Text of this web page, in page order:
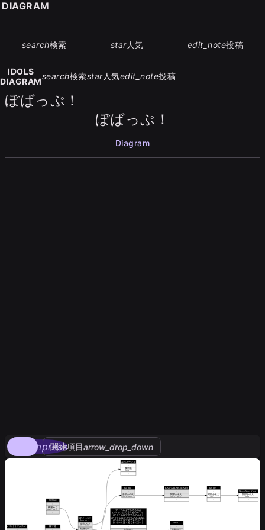
search検索 star人気 edit_note投稿
IDOLS
DIAGRAM
search検索star人気edit_note投稿
ぼばっぷ！
ぼばっぷ！
Diagram
compress
関連項目arrow_drop_down